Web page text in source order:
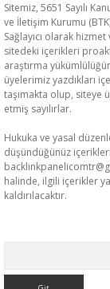
Sitemiz, 5651 Sayılı
ve İletişim Kurumu
Sağlayıcı olarak
sitedeki içerikleri
araştırma
üyelerimiz yazdıkları
taşımakta olup, siteye
etmiş sayılırlar.
Hukuka ve yasal
düşündüğünüz
halinde, ilgili içerikler
kaldırılacaktır.